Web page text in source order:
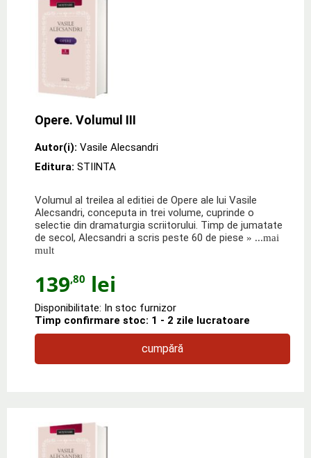
Opere. Volumul III
Autor(i): Vasile Alecsandri
Editura: STIINTA
Volumul al treilea al editiei de Opere ale lui Vasile
Alecsandri, conceputa in trei volume, cuprinde o
selectie din dramaturgia scriitorului. Timp de jumatate
de secol, Alecsandri a scris peste 60 de piese » ...mai
mult
139,80 lei
Disponibilitate: In stoc furnizor
Timp confirmare stoc: 1 - 2 zile lucratoare
cumpără